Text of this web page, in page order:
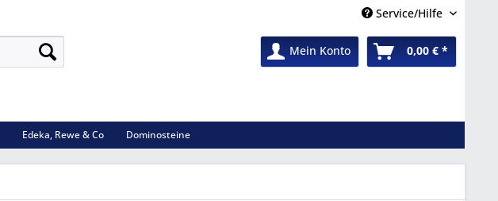
Service/Hilfe
Mein Konto 0,00 € *
Edeka, Rewe & Co Dominosteine